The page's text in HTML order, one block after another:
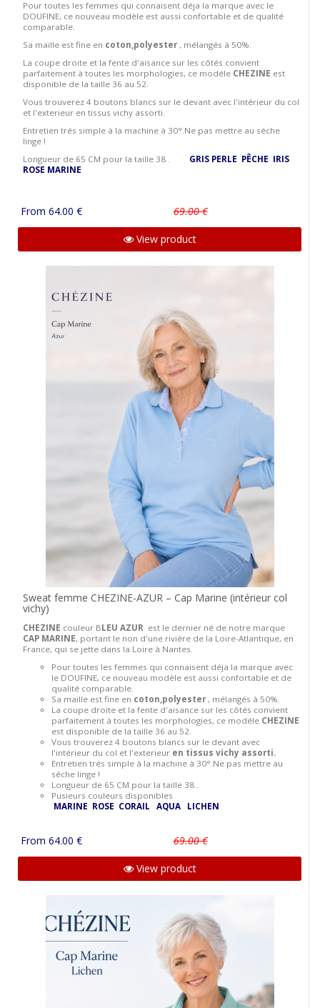
Pour toutes les femmes qui connaisent déja la marque avec le
DOUFINE, ce nouveau modèle est aussi confortable et de qualité
comparable.
Sa maille est fine en coton,polyester , mélangés à 50%.
La coupe droite et la fente d'aisance sur les côtés convient
parfaitement à toutes les morphologies, ce modéle CHEZINE est
disponible de la taille 36 au 52.
Vous trouverez 4 boutons blancs sur le devant avec l'intérieur du col
et l'exterieur en tissus vichy assorti.
Entretien trés simple à la machine à 30°.Ne pas mettre au séche
linge !
Longueur de 65 CM pour la taille 38 .
GRIS PERLE PÊCHE IRIS
ROSE MARINE
From 64.00 € 69.00 €
View product
Sweat femme CHEZINE-AZUR – Cap Marine (intérieur col
vichy)
CHEZINE couleur BLEU AZUR est le dernier né de notre marque
CAP MARINE, portant le non d'une rivière de la Loire-Atlantique, en
France, qui se jette dans la Loire à Nantes.
Pour toutes les femmes qui connaisent déja la marque avec
le DOUFINE, ce nouveau modèle est aussi confortable et de
qualité comparable.
Sa maille est fine en coton,polyester , mélangés à 50%.
La coupe droite et la fente d'aisance sur les côtés convient
parfaitement à toutes les morphologies, ce modéle CHEZINE
est disponible de la taille 36 au 52.
Vous trouverez 4 boutons blancs sur le devant avec
l'intérieur du col et l'exterieur en tissus vichy assorti.
Entretien trés simple à la machine à 30°.Ne pas mettre au
séche linge !
Longueur de 65 CM pour la taille 38 .
Pusieurs couleurs disponibles
MARINE ROSE CORAIL AQUA LICHEN
From 64.00 € 69.00 €
View product